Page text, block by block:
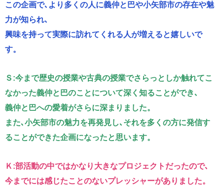
この企画で､より多くの人に義仲と巴や小矢部市の存在や魅
力が知られ､
興味を持って実際に訪れてくれる人が増えると嬉しいで
す。
Ｓ:今まで歴史の授業や古典の授業でさらっとしか触れてこ
なかった義仲と巴のことについて深く知ることができ､
義仲と巴への愛着がさらに深まりました。
また､小矢部市の魅力を再発見し､それを多くの方に発信す
ることができた企画になったと思います。
Ｋ:部活動の中ではかなり大きなプロジェクトだったので､
今までには感じたことのないプレッシャーがありました。